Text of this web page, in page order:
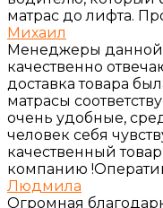
матрас до лифта.
Михаил
Менеджеры данной
качественно
доставка товара
матрасы
очень удобные,
человек себя
качественный
компанию
Людмила
Огромная